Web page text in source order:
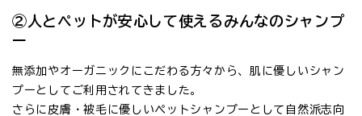
②人とペットが安心して使えるみんなのシャンプ
ー
無添加やオーガニックにこだわる方々から、肌に優しいシャン
プーとしてご利用されてきました。
さらに皮膚・被毛に優しいペットシャンプーとして自然派志向